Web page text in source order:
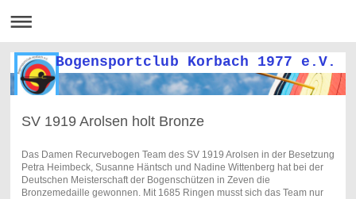
Bogensportclub Korbach 1977 e.V.
SV 1919 Arolsen holt Bronze
Das Damen Recurvebogen Team des SV 1919 Arolsen in der Besetzung
Petra Heimbeck, Susanne Häntsch und Nadine Wittenberg hat bei der
Deutschen Meisterschaft der Bogenschützen in Zeven die
Bronzemedaille gewonnen. Mit 1685 Ringen musst sich das Team nur